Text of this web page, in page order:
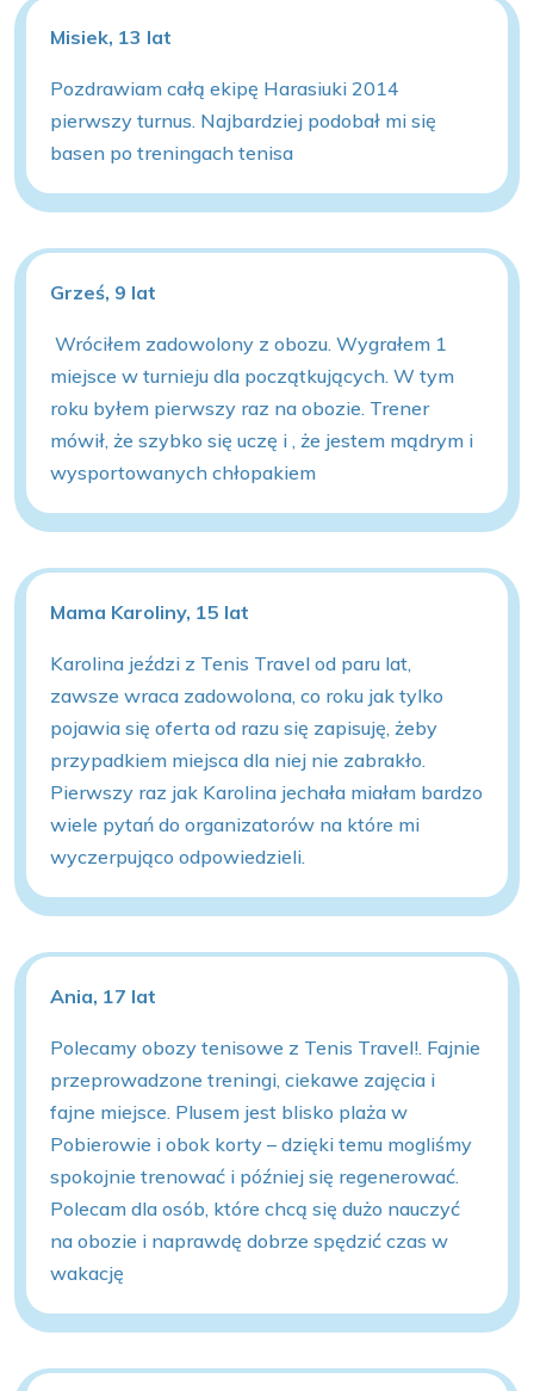
Misiek, 13 lat
Pozdrawiam całą ekipę Harasiuki 2014
pierwszy turnus. Najbardziej podobał mi się
basen po treningach tenisa
Grześ, 9 lat
Wróciłem zadowolony z obozu. Wygrałem 1
miejsce w turnieju dla początkujących. W tym
roku byłem pierwszy raz na obozie. Trener
mówił, że szybko się uczę i , że jestem mądrym i
wysportowanych chłopakiem
Mama Karoliny, 15 lat
Karolina jeździ z Tenis Travel od paru lat,
zawsze wraca zadowolona, co roku jak tylko
pojawia się oferta od razu się zapisuję, żeby
przypadkiem miejsca dla niej nie zabrakło.
Pierwszy raz jak Karolina jechała miałam bardzo
wiele pytań do organizatorów na które mi
wyczerpująco odpowiedzieli.
Ania, 17 lat
Polecamy obozy tenisowe z Tenis Travel!. Fajnie
przeprowadzone treningi, ciekawe zajęcia i
fajne miejsce. Plusem jest blisko plaża w
Pobierowie i obok korty – dzięki temu mogliśmy
spokojnie trenować i później się regenerować.
Polecam dla osób, które chcą się dużo nauczyć
na obozie i naprawdę dobrze spędzić czas w
wakację